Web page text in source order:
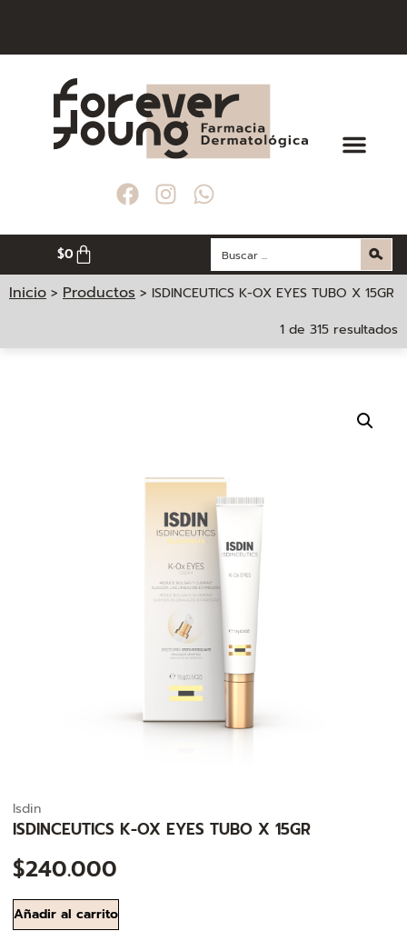
DE MEDELLÍN
MAYORES A $ 200. 000
DE MEDELLÍN
MAYORES A $ 200. 000
DE MEDELLÍN
MAYORES A $ 200. 000
$0
Inicio > Productos > ISDINCEUTICS K-OX EYES TUBO X 15GR
1 de 315 resultados
Isdin
ISDINCEUTICS K-OX EYES TUBO X 15GR
$240.000
Añadir al carrito